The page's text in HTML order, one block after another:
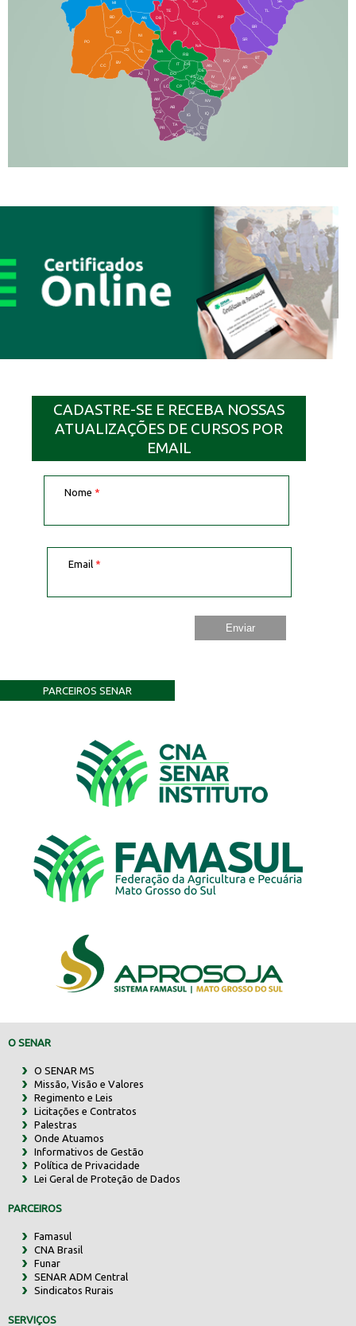
MI
AN
TL
BR
SR
BT
AR
RP
CG
SI
NA
TA
NH
JT
RB
MA
IT
DR
DO
CP
JU
NV
IQ
EL
BD
BO
NI
JD
PO
BV
CC
PP
AJ
LC
AM
AB
JP
DB
TE
CS
PR
TA
SQ
IG
MN
NO
BP
GL
AN
IV
FS
VC
GD
DE
CADASTRE-SE E RECEBA NOSSAS
ATUALIZAÇÕES DE CURSOS POR
EMAIL
Nome *
Email *
PARCEIROS SENAR
O SENAR
O SENAR MS
Missão, Visão e Valores
Regimento e Leis
Licitações e Contratos
Palestras
Onde Atuamos
Informativos de Gestão
Política de Privacidade
Lei Geral de Proteção de Dados
PARCEIROS
Famasul
CNA Brasil
Funar
SENAR ADM Central
Sindicatos Rurais
SERVIÇOS